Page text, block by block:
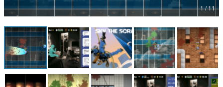
特集記事
マンガ
女性向け
アプリレビュー
1 / 11